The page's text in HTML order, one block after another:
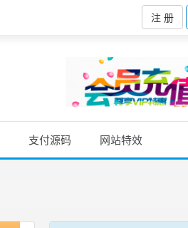
注 册
支付源码 网站特效